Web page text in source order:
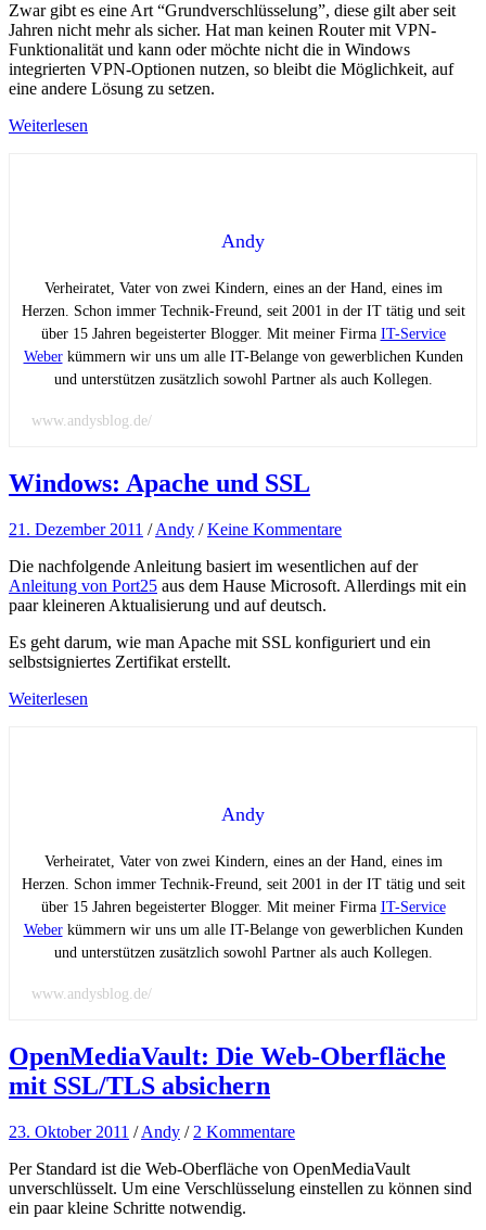
Zwar gibt es eine Art “Grundverschlüsselung”, diese gilt aber seit
Jahren nicht mehr als sicher. Hat man keinen Router mit VPN-
Funktionalität und kann oder möchte nicht die in Windows
integrierten VPN-Optionen nutzen, so bleibt die Möglichkeit, auf
eine andere Lösung zu setzen.
Weiterlesen
Andy
Verheiratet, Vater von zwei Kindern, eines an der Hand, eines im
Herzen. Schon immer Technik-Freund, seit 2001 in der IT tätig und seit
über 15 Jahren begeisterter Blogger. Mit meiner Firma IT-Service
Weberkümmern wir uns um alle IT-Belange von gewerblichen Kunden
und unterstützen zusätzlich sowohl Partner als auch Kollegen.
www.andysblog.de/
Windows: Apache und SSL
21. Dezember 2011 /Andy /Keine Kommentare
Die nachfolgende Anleitung basiert im wesentlichen auf der
Anleitung von Port25 aus dem Hause Microsoft. Allerdings mit ein
paar kleineren Aktualisierung und auf deutsch.
Es geht darum, wie man Apache mit SSL konfiguriert und ein
selbstsigniertes Zertifikat erstellt.
Weiterlesen
Andy
Verheiratet, Vater von zwei Kindern, eines an der Hand, eines im
Herzen. Schon immer Technik-Freund, seit 2001 in der IT tätig und seit
über 15 Jahren begeisterter Blogger. Mit meiner Firma IT-Service
Weberkümmern wir uns um alle IT-Belange von gewerblichen Kunden
und unterstützen zusätzlich sowohl Partner als auch Kollegen.
www.andysblog.de/
OpenMediaVault: Die Web-Oberfläche
mit SSL/TLS absichern
23. Oktober 2011 /Andy / 2 Kommentare
Per Standard ist die Web-Oberfläche von OpenMediaVault
unverschlüsselt. Um eine Verschlüsselung einstellen zu können sind
ein paar kleine Schritte notwendig.